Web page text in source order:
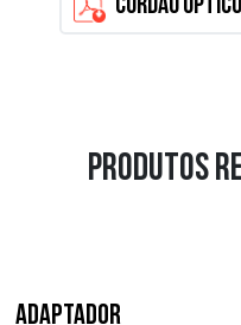
Cordão
Produtos
Adaptador